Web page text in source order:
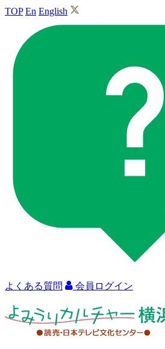
TOP En English
よくある質問 会員ログイン